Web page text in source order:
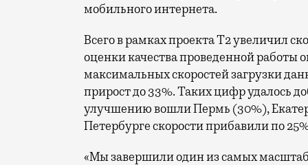
мобильного интернета.
Всего в рамках проекта Т2 увеличил
оценки качества проведенной работы
максимальных скоростей загрузки
прирост до 33%. Таких цифр удалось
улучшению вошли Пермь (30%),
Петербурге скорости прибавили по
«Мы завершили один из самых